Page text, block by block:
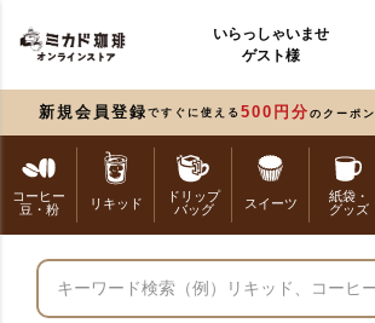
いらっしゃいませ
ゲスト様
新規会員登録 ですぐに使える 500円分 のクーポン
コーヒー
豆・粉
リキッド
ドリップ
バッグ
スイーツ
紙袋・
グッズ